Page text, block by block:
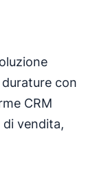
con
CRM
vendita,